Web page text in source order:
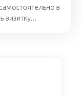
в
визитку...